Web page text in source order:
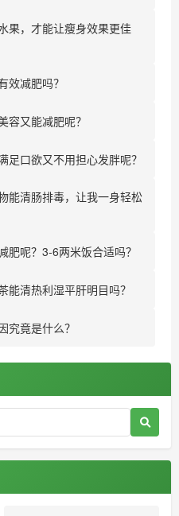
果，才能让瘦身效果更佳
效减肥吗？
容又能减肥呢？
足口欲又不用担心发胖呢？
能清肠排毒，让我一身轻松
肥呢？3-6两米饭合适吗？
能清热利湿平肝明目吗？
究竟是什么？